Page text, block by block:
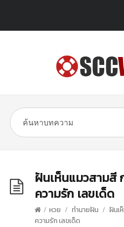
ฝันเห็นแมวสามสี
ความรัก เลขเด็ด
/ หวย / ทำนายฝัน / ฝันเ
ความรัก เลขเด็ด